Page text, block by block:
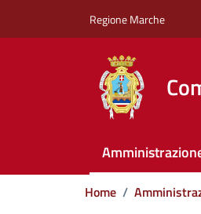
Regione Marche
Home /